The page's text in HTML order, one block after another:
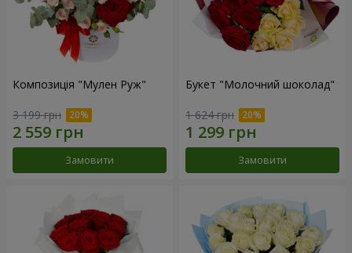
Композиція "Мулен Руж"
3 199 грн
Замовити
Букет "Молочний шоколад"
1 624 грн
Замовити